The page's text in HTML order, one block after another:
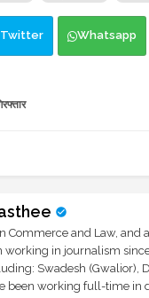
Twitter Whatsapp
Commerce and Law, and
working in journalism
Swadesh (Gwalior),
been working full-time